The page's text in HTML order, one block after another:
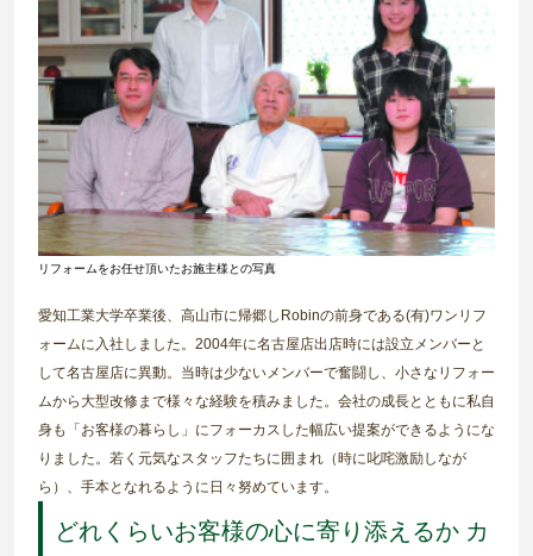
リフォームをお任せ頂いたお施主様との写真
愛知工業大学卒業後、高山市に帰郷しRobinの前身である(有)ワンリフ
ォームに入社しました。2004年に名古屋店出店時には設立メンバーと
して名古屋店に異動。当時は少ないメンバーで奮闘し、小さなリフォー
ムから大型改修まで様々な経験を積みました。会社の成長とともに私自
身も「お客様の暮らし」にフォーカスした幅広い提案ができるようにな
りました。若く元気なスタッフたちに囲まれ（時に叱咤激励しなが
ら）、手本となれるように日々努めています。
どれくらいお客様の心に寄り添えるか カ